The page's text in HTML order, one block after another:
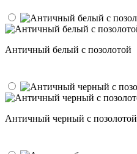
Античный белый с позолотой
Античный черный с позолотой